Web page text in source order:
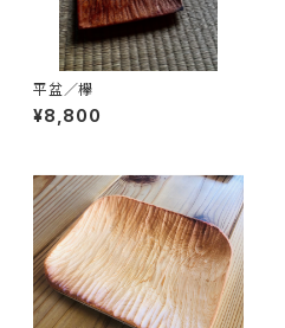
平盆／欅
¥8,800